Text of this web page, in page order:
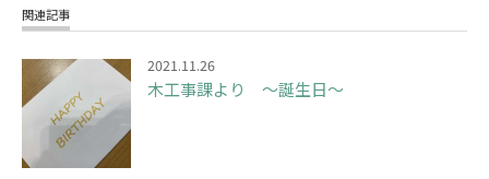
関連記事
2021.11.26
木工事課より ～誕生日～